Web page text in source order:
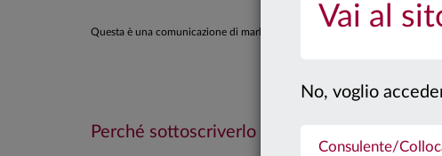
Vai al
No, voglio
Consulente/
Questa è una comunicazione di marketing. Si prega di consultare il
Perché sottoscriverlo